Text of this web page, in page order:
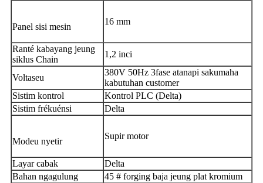
Panel sisi mesin
16 mm
Ranté kabayang jeung
siklus Chain
1,2 inci
Voltaseu
380V 50Hz 3fase atanapi sakumaha
kabutuhan customer
Sistim kontrol
Kontrol PLC (Delta)
Sistim frékuénsi
Delta
Modeu nyetir
Supir motor
Layar cabak
Delta
Bahan ngagulung
45 # forging baja jeung plat kromium